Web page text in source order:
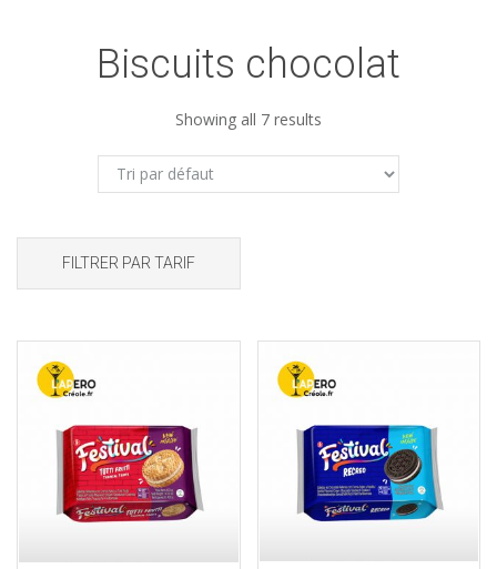
Biscuits chocolat
Showing all 7 results
FILTRER PAR TARIF